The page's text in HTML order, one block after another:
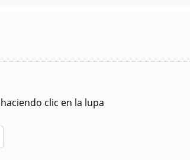
clic en la lupa